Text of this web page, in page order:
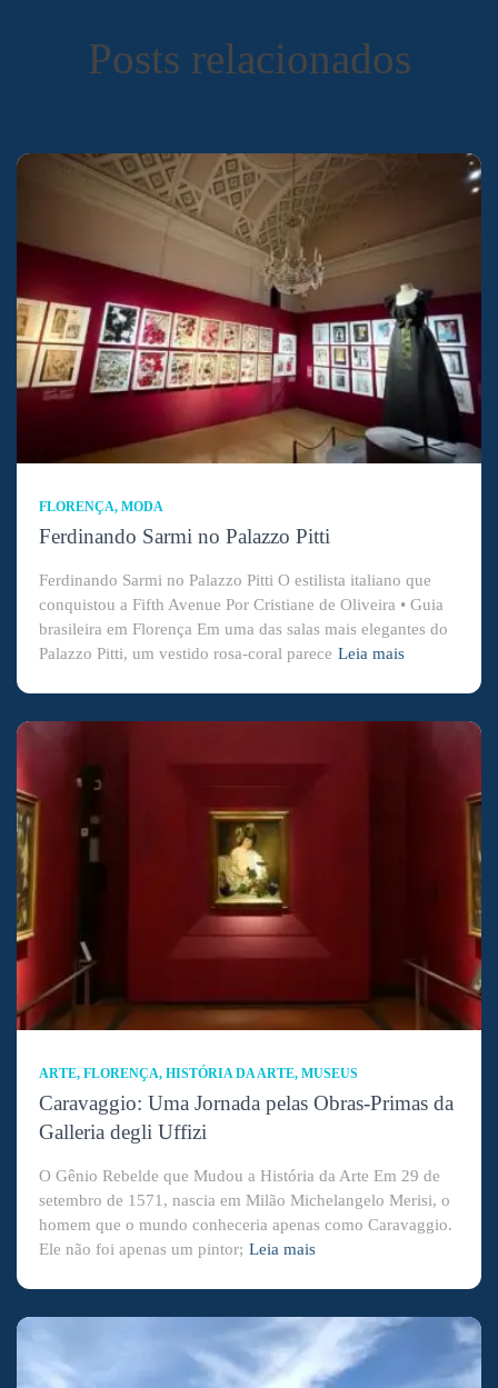
Posts relacionados
FLORENÇA MODA
Ferdinando Sarmi no Palazzo Pitti
Ferdinando Sarmi no Palazzo Pitti O estilista italiano que
conquistou a Fifth Avenue Por Cristiane de Oliveira • Guia
brasileira em Florença Em uma das salas mais elegantes do
Palazzo Pitti, um vestido rosa-coral parece Leia mais
ARTE FLORENÇA HISTÓRIA DA ARTE MUSEUS
Caravaggio: Uma Jornada pelas Obras-Primas da
Galleria degli Uffizi
O Gênio Rebelde que Mudou a História da Arte Em 29 de
setembro de 1571, nascia em Milão Michelangelo Merisi, o
homem que o mundo conheceria apenas como Caravaggio.
Ele não foi apenas um pintor; Leia mais